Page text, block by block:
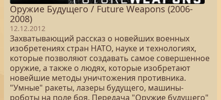
Оружие Будущего / Future Weapons (2006-
2008)
12.12.2012
Захватывающий рассказ о новейших военных
изобретениях стран НАТО, науке и технологиях,
которые позволяют создавать самое совершенное
оружие, а также о людях, которые изобретают
новейшие методы уничтожения противника.
"Умные" ракеты, лазеры будущего, машины-
роботы на поле боя. Передача "Оружие будущего"